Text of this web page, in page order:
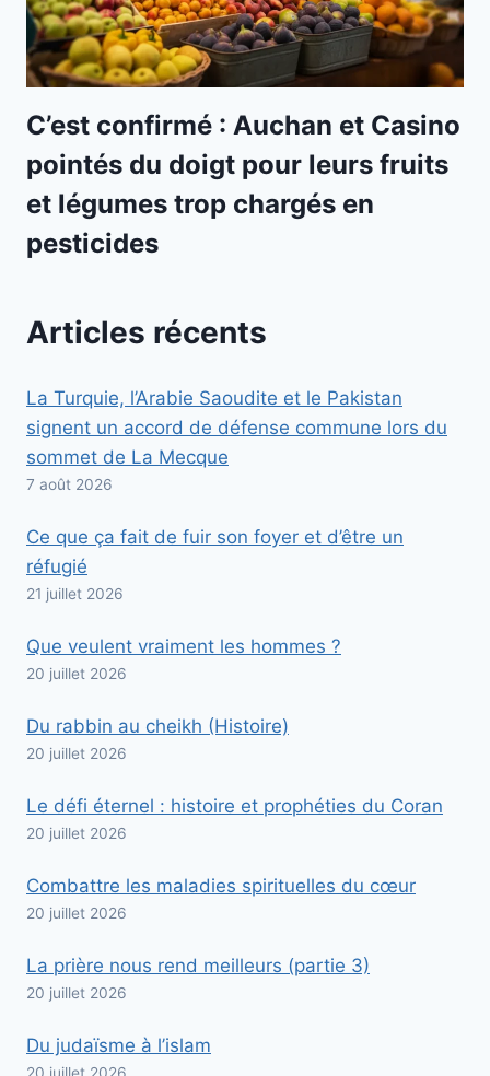
C’est confirmé : Auchan et Casino
pointés du doigt pour leurs fruits
et légumes trop chargés en
pesticides
Articles récents
La Turquie, l’Arabie Saoudite et le Pakistan
signent un accord de défense commune lors du
sommet de La Mecque
7 août 2026
Ce que ça fait de fuir son foyer et d’être un
réfugié
21 juillet 2026
Que veulent vraiment les hommes ?
20 juillet 2026
Du rabbin au cheikh (Histoire)
20 juillet 2026
Le défi éternel : histoire et prophéties du Coran
20 juillet 2026
Combattre les maladies spirituelles du cœur
20 juillet 2026
La prière nous rend meilleurs (partie 3)
20 juillet 2026
Du judaïsme à l’islam